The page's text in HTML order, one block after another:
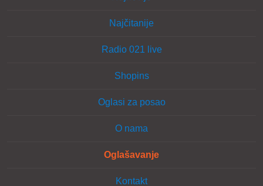
Najčitanije
Radio 021 live
Shopins
Oglasi za posao
O nama
Oglašavanje
Kontakt